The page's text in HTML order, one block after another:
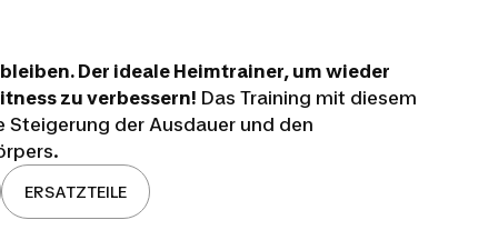
Der ideale Heimtrainer, um wieder
zu verbessern! Das Training mit diesem
der Ausdauer und den
ERSATZTEILE